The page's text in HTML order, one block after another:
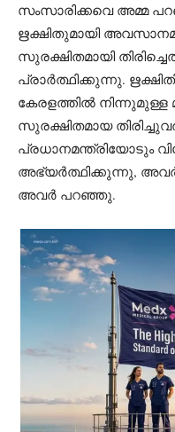
സംസാരിക്കവെ അമ്മ
ഋക്ഷിതുമായി
സുരക്ഷിതമായി
പ്രാര്‍ത്ഥിക്കുന്നു.
കേരളത്തില്‍ നിന്നുമുള്ള
സുരക്ഷിതമായ
പ്രധാനമന്ത്രിയോടും
അഭ്യര്‍ത്ഥിക്കുന്നു, അവര്‍
അവര്‍ പറഞ്ഞു.